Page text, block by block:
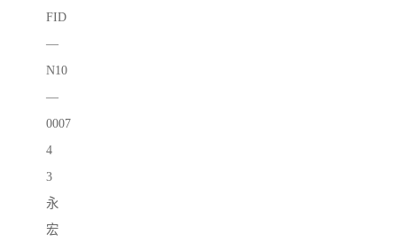
FID
—
N10
—
0007
4
3
永
宏